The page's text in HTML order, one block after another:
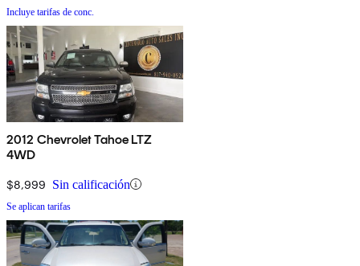
Incluye tarifas de conc.
2012 Chevrolet Tahoe LTZ
4WD
$8,999 Sin calificación
Se aplican tarifas